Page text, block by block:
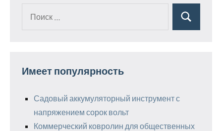
Поиск
Имеет популярность
Садовый аккумуляторный инструмент с
напряжением сорок вольт
Коммерческий ковролин для общественных